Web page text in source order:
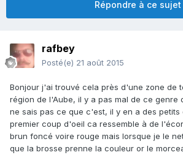
Répondre à ce sujet
rafbey
Posté(e) 21 août 2015
Bonjour j'ai trouvé cela près d'une zone de
région de l'Aube, il y a pas mal de ce genre
ne sais pas ce que c'est, il y en a des petits
premier coup d'oeil ca ressemble à de
brun foncé voire rouge mais lorsque je le
que la brosse prenne la couleur or le